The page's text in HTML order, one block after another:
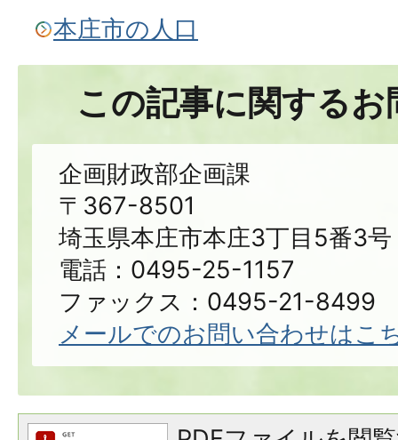
本庄市の人口
この記事に関する
企画財政部企画課
〒367-8501
埼玉県本庄市本庄3丁目5番3号
電話：0495-25-1157
ファックス：0495-21-8499
メールでのお問い合わせはこ